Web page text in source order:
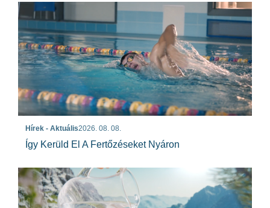
Hírek - Aktuális2026. 08. 08.
Így Kerüld El A Fertőzéseket Nyáron